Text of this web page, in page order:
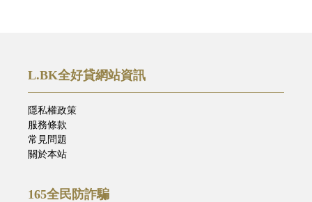
L.BK全好貸網站資訊
隱私權政策
服務條款
常見問題
關於本站
165全民防詐騙